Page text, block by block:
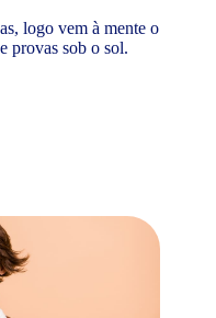
logo vem à mente o
provas sob o sol.